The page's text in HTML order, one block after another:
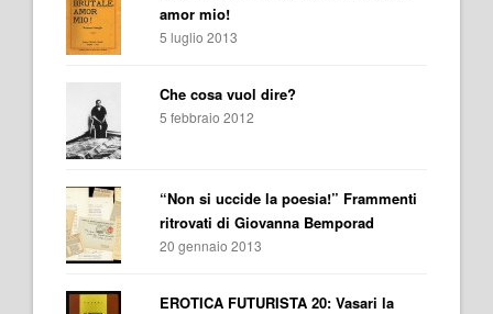
amor mio!
5 luglio 2013
Che cosa vuol dire?
5 febbraio 2012
“Non si uccide la poesia!” Frammenti
ritrovati di Giovanna Bemporad
20 gennaio 2013
EROTICA FUTURISTA 20: Vasari la